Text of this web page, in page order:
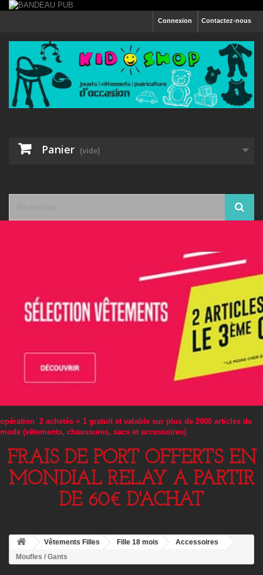
Contactez-nous
Connexion
Panier (vide)
opération 2 achetés = 1 gratuit et valable sur plus de 2000 articles de
mode (vêtements, chaussures, sacs et accessoires)
FRAIS DE PORT OFFERTS EN
MONDIAL RELAY A PARTIR
DE 60€ D'ACHAT
Vêtements Filles Fille 18 mois
Accessoires
Moufles / Gants